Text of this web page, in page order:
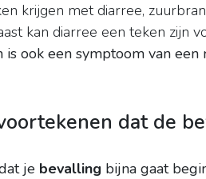
krijgen met diarree,
kan diarree een teken zijn
ook een symptoom van
dat de
je bevalling bijna gaat